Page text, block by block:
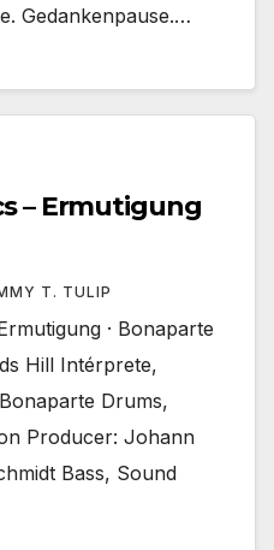
Gedankenpause.…
– Ermutigung
T. TULIP
· Bonaparte
Hill Intérprete,
Drums,
Producer: Johann
Bass, Sound